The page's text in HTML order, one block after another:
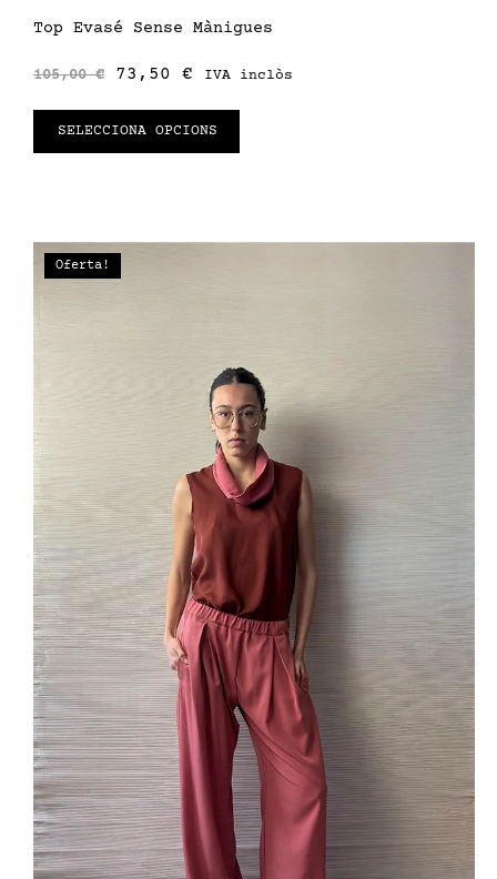
Top Evasé Sense Mànigues
105,00€ 73,50 € IVA inclòs
SELECCIONA OPCIONS
Oferta!